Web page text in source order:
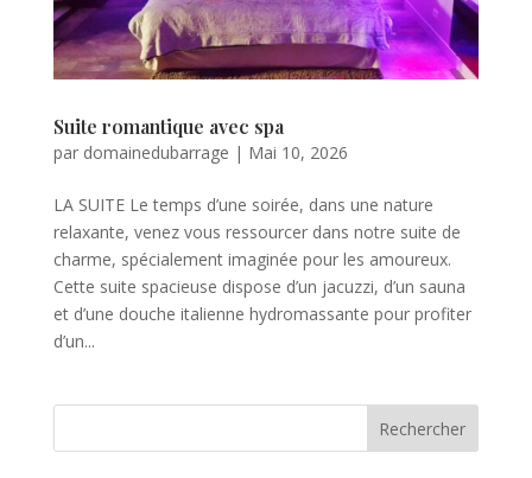
Suite romantique avec spa
par domainedubarrage | Mai 10, 2026
LA SUITE Le temps d’une soirée, dans une nature
relaxante, venez vous ressourcer dans notre suite de
charme, spécialement imaginée pour les amoureux.
Cette suite spacieuse dispose d’un jacuzzi, d’un sauna
et d’une douche italienne hydromassante pour profiter
d’un...
Rechercher